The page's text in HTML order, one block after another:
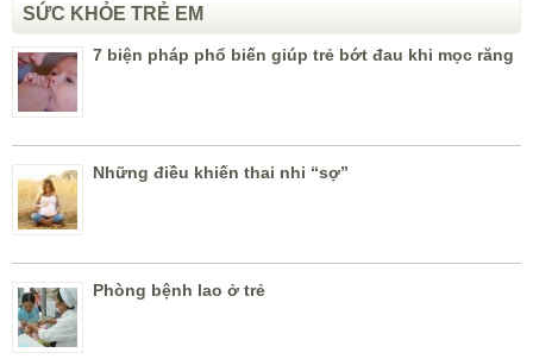
SỨC KHỎE TRẺ EM
7 biện pháp phổ biến giúp trẻ bớt đau khi mọc răng
Những điều khiến thai nhi “sợ”
Phòng bệnh lao ở trẻ